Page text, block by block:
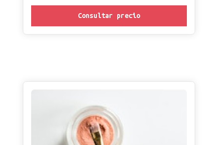
Consultar precio